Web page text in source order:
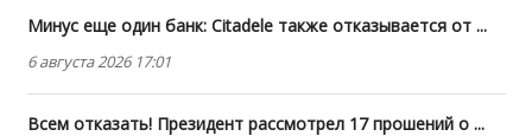
Минус еще один банк: Citadele также отказывается от ...
6 августа 2026 17:01
Всем отказать! Президент рассмотрел 17 прошений о ...